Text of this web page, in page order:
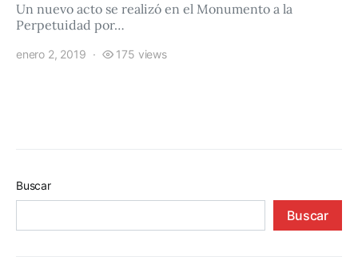
Un nuevo acto se realizó en el Monumento a la
Perpetuidad por…
enero 2, 2019 175 views
Buscar
Buscar